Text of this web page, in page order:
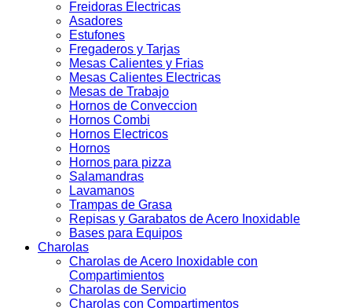
Freidoras Electricas
Asadores
Estufones
Fregaderos y Tarjas
Mesas Calientes y Frias
Mesas Calientes Electricas
Mesas de Trabajo
Hornos de Conveccion
Hornos Combi
Hornos Electricos
Hornos
Hornos para pizza
Salamandras
Lavamanos
Trampas de Grasa
Repisas y Garabatos de Acero Inoxidable
Bases para Equipos
Charolas
Charolas de Acero Inoxidable con
Compartimientos
Charolas de Servicio
Charolas con Compartimentos